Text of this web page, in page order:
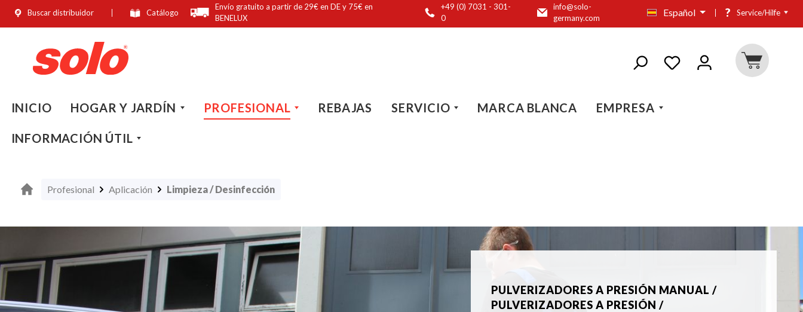
Saltar a la navegación principal
Buscar distribuidor Catálogo
Envío gratuito a partir de 29€ en DE y 75€ en
BENELUX
+49 (0) 7031 - 301-
0
info@solo-
germany.com
Español ? Service/Hilfe
INICIO HOGAR Y JARDÍN PROFESIONAL REBAJAS SERVICIO MARCA BLANCA EMPRESA
INFORMACIÓN ÚTIL
Profesional Aplicación Limpieza / Desinfección
PULVERIZADORES A PRESIÓN MANUAL /
PULVERIZADORES A PRESIÓN /